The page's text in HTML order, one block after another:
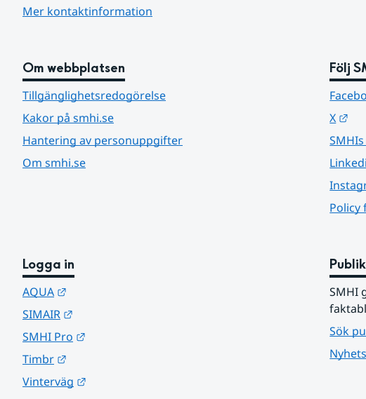
Mer kontaktinformation
Om webbplatsen
Tillgänglighetsredogörelse
Kakor på smhi.se
Hantering av personuppgifter
Om smhi.se
Följ
X
Policy
Logga in
AQUA
SIMAIR
SMHI Pro
Timbr
Vinterväg
SMHI
Sök